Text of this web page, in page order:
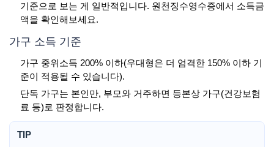
기준으로 보는 게 일반적입니다. 원천징수영수증에서 소득금
액을 확인해보세요.
가구 소득 기준
가구 중위소득 200% 이하(우대형은 더 엄격한 150% 이하 기
준이 적용될 수 있습니다).
단독 가구는 본인만, 부모와 거주하면 등본상 가구(건강보험
료 등)로 판정합니다.
TIP